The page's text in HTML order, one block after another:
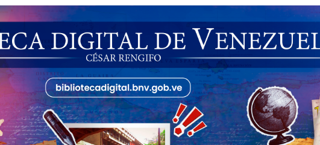
gráfico]
[material gráfico]
de Venezuela año CXXXIII Mes V, Caracas 09 de marzo de 2006 N° 38.394
obras de Modesta Bor